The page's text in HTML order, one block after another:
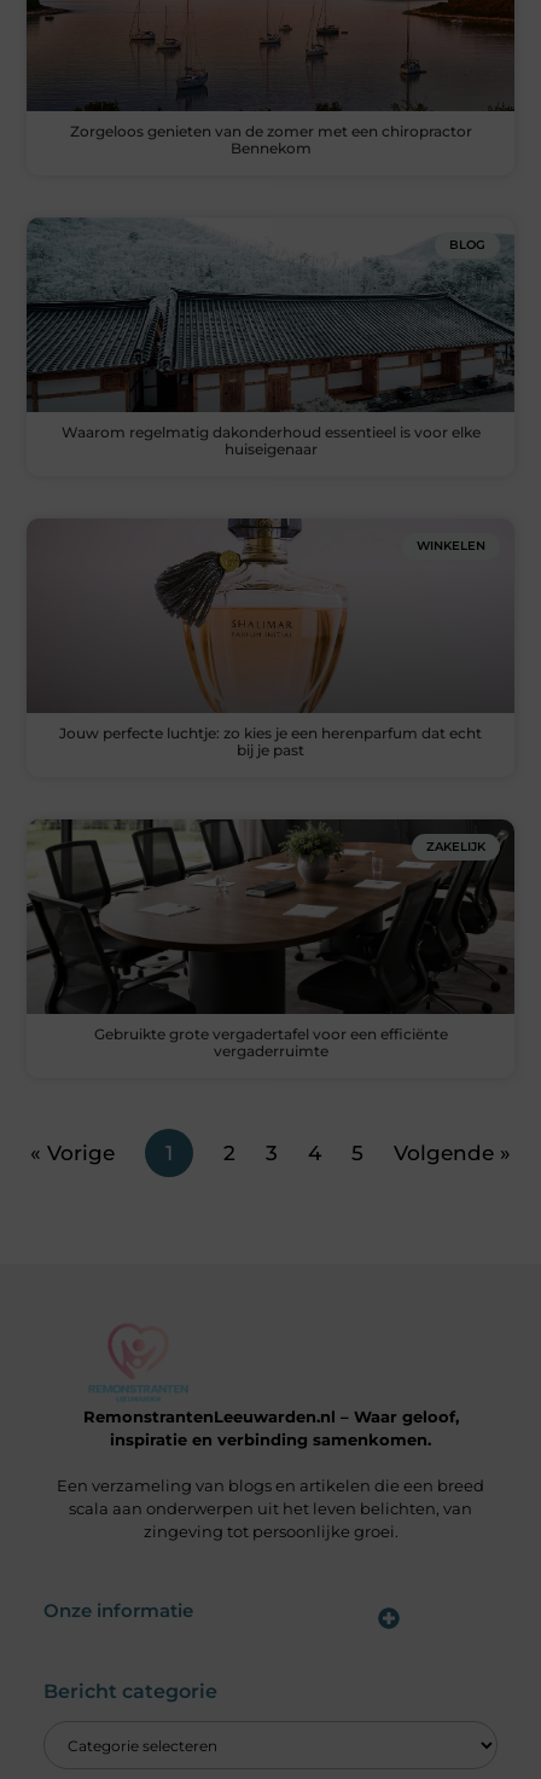
Zorgeloos genieten van de zomer met een chiropractor
Bennekom
BLOG
Waarom regelmatig dakonderhoud essentieel is voor elke
huiseigenaar
WINKELEN
Jouw perfecte luchtje: zo kies je een herenparfum dat echt
bij je past
ZAKELIJK
Gebruikte grote vergadertafel voor een efficiënte
vergaderruimte
« Vorige 1 2 3 4 5 Volgende »
RemonstrantenLeeuwarden.nl – Waar geloof,
inspiratie en verbinding samenkomen.
Een verzameling van blogs en artikelen die een breed
scala aan onderwerpen uit het leven belichten, van
zingeving tot persoonlijke groei.
Onze informatie
Bericht categorie